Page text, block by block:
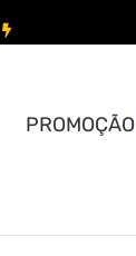
PROMOÇÃO